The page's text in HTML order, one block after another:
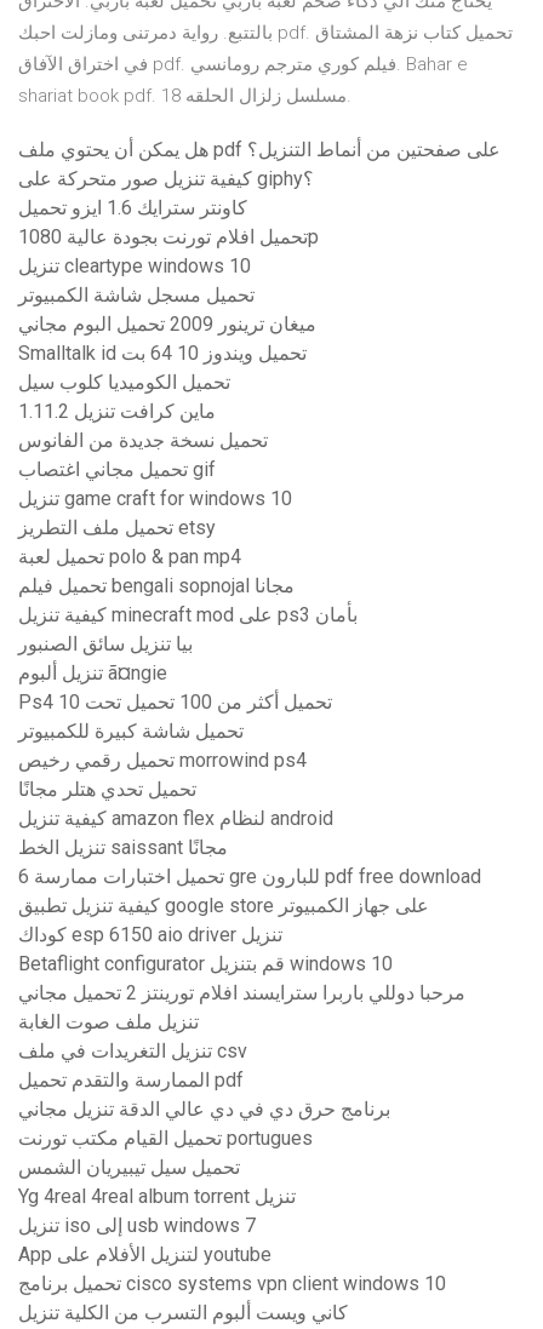
بالتتبع. رواية دمرتنى ومازلت احبك pdf. تحميل كتاب نزهة المشتاق
في اختراق الآفاق pdf. فيلم كوري مترجم رومانسي. Bahar e
shariat book pdf. مسلسل زلزال الحلقه 18.
هل يمكن أن يحتوي ملف pdf على صفحتين من أنماط التنزيل؟
كيفية تنزيل صور متحركة على giphy؟
كاونتر سترايك 1.6 ايزو تحميل
تحميل افلام تورنت بجودة عالية 1080p
تنزيل cleartype windows 10
تحميل مسجل شاشة الكمبيوتر
ميغان ترينور 2009 تحميل البوم مجاني
Smalltalk id تحميل ويندوز 10 64 بت
تحميل الكوميديا ​​كلوب سيل
1.11.2 ماين كرافت تنزيل
تحميل نسخة جديدة من الفانوس
تحميل مجاني اغتصاب gif
تنزيل game craft for windows 10
تحميل ملف التطريز etsy
تحميل لعبة polo & pan mp4
تحميل فيلم bengali sopnojal مجانا
كيفية تنزيل minecraft mod على ps3 بأمان
بيا تنزيل سائق الصنبور
تنزيل ألبوم ã¤ngie
Ps4 تحميل أكثر من 100 تحميل تحت 10
تحميل شاشة كبيرة للكمبيوتر
تحميل رقمي رخيص morrowind ps4
تحميل تحدي هتلر مجانًا
كيفية تنزيل amazon flex لنظام android
تنزيل الخط saissant مجانًا
تحميل اختبارات ممارسة 6 gre للبارون pdf free download
كيفية تنزيل تطبيق google store على جهاز الكمبيوتر
كوداك esp 6150 aio driver تنزيل
Betaflight configurator قم بتنزيل windows 10
مرحبا دوللي باربرا سترايسند افلام تورينتز 2 تحميل مجاني
تنزيل ملف صوت الغابة
تنزيل التغريدات في ملف csv
الممارسة والتقدم تحميل pdf
برنامج حرق دي في دي عالي الدقة تنزيل مجاني
تحميل القيام مكتب تورنت portugues
تحميل سيل تيبيريان الشمس
Yg 4real 4real album torrent تنزيل
تنزيل iso إلى usb windows 7
App لتنزيل الأفلام على youtube
تحميل برنامج cisco systems vpn client windows 10
كاني ويست ألبوم التسرب من الكلية تنزيل